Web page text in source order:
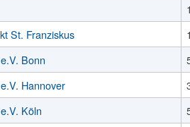
St. Franziskus
Bonn
Hannover
Köln